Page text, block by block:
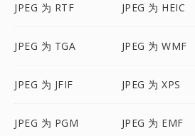
JPEG 为 RTF JPEG 为 HEIC
JPEG 为 TGA JPEG 为 WMF
JPEG 为 JFIF JPEG 为 XPS
JPEG 为 PGM JPEG 为 EMF